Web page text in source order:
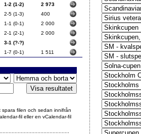
1-2 (1-2)
2 973
2-5 (1-3)
400
1-1 (0-1)
2 000
2-1 (2-1)
2 000
3-1 (?-?)
1-7 (0-1) 1 511
filen och sedan innifrån
fil eller en vCalendar-fil